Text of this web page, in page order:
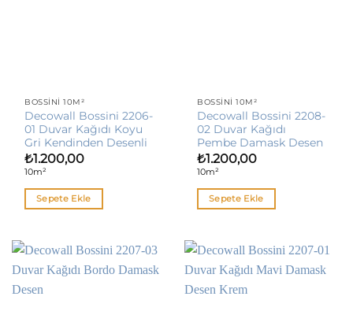
BOSSINI 10M²
Decowall Bossini 2206-
01 Duvar Kağıdı Koyu
Gri Kendinden Desenli
₺1.200,00
10m²
Sepete Ekle
BOSSINI 10M²
Decowall Bossini 2208-
02 Duvar Kağıdı
Pembe Damask Desen
₺1.200,00
10m²
Sepete Ekle